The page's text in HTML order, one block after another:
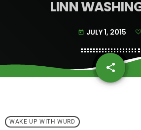
LINN
today JULY 1, 2015
share
email
WAKE UP WITH WURD